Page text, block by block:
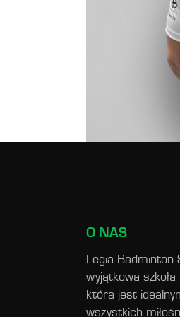
O NAS
Legia Badminton
wyjątkowa
która jest
wszystkich